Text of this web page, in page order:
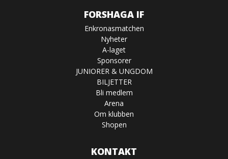
FORSHAGA IF
Enkronasmatchen
Nyheter
A-laget
Sponsorer
JUNIORER & UNGDOM
BILJETTER
Bli medlem
Arena
Om klubben
Shopen
KONTAKT